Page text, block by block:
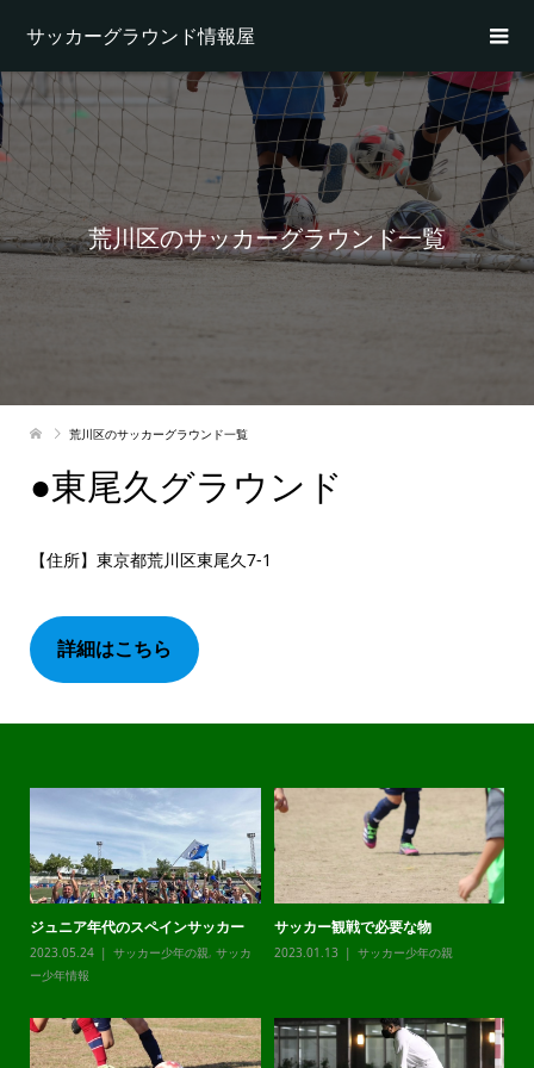
サッカーグラウンド情報屋
荒川区のサッカーグラウンド一覧
荒川区のサッカーグラウンド一覧
●東尾久グラウンド
【住所】東京都荒川区東尾久7‐1
詳細はこちら
ジュニア年代のスペインサッカー
2023.05.24 サッカー少年の親, サッカ
ー少年情報
サッカー観戦で必要な物
2023.01.13 サッカー少年の親